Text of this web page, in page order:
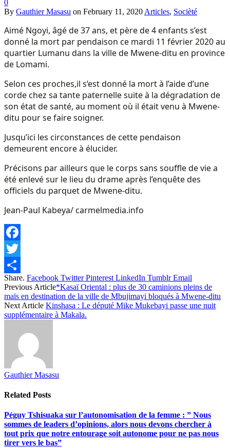
0
By Gauthier Masasu on February 11, 2020 Articles, Socièté
Aimé Ngoyi, âgé de 37 ans, et père de 4 enfants s’est
donné la mort par pendaison ce mardi 11 février 2020 au
quartier Lumanu dans la ville de Mwene-ditu en province
de Lomami.
Selon ces proches,il s’est donné la mort à l’aide d’une
corde chez sa tante paternelle suite à la dégradation de
son état de santé, au moment où il était venu à Mwene-
ditu pour se faire soigner.
Jusqu’ici les circonstances de cette pendaison
demeurent encore à élucider.
Précisons par ailleurs que le corps sans souffle de vie a
été enlevé sur le lieu du drame après l’enquête des
officiels du parquet de Mwene-ditu.
Jean-Paul Kabeya/ carmelmedia.info
Facebook
Twitter
Share
Share. Facebook Twitter Pinterest LinkedIn Tumblr Email
Previous Article*Kasaï Oriental : plus de 30 caminions pleins de
maïs en destination de la ville de Mbujimayi bloqués à Mwene-ditu
Next Article Kinshasa : Le député Mike Mukebayi passe une nuit
supplémentaire à Makala.
Gauthier Masasu
Related Posts
Péguy Tshisuaka sur l’autonomisation de la femme : ” Nous
sommes de leaders d’opinions, alors nous devons chercher à
tout prix que notre entourage soit autonome pour ne pas nous
tirer vers le bas”